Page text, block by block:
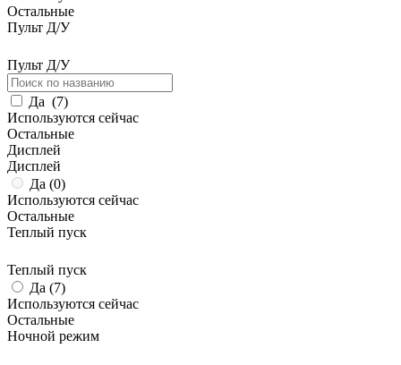
Остальные
Пульт Д/У
Пульт Д/У
Да (7)
Используются сейчас
Остальные
Дисплей
Дисплей
Да (0)
Используются сейчас
Остальные
Теплый пуск
Теплый пуск
Да (7)
Используются сейчас
Остальные
Ночной режим